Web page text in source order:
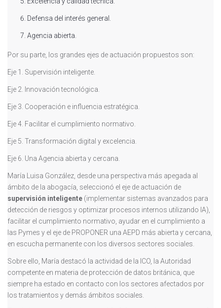
Defensa del interés general.
Agencia abierta.
Por su parte, los grandes ejes de actuación propuestos son:
Eje 1. Supervisión inteligente.
Eje 2. Innovación tecnológica.
Eje 3. Cooperación e influencia estratégica.
Eje 4. Facilitar el cumplimiento normativo.
Eje 5. Transformación digital y excelencia.
Eje 6. Una Agencia abierta y cercana.
María Luisa González, desde una perspectiva más apegada al
ámbito de la abogacía, seleccionó el eje de actuación de
supervisión inteligente (implementar sistemas avanzados para
detección de riesgos y optimizar procesos internos utilizando IA),
facilitar el cumplimiento normativo, ayudar en el cumplimiento a
las Pymes y el eje de PROPONER una AEPD más abierta y cercana,
en escucha permanente con los diversos sectores sociales.
Sobre ello, María destacó la actividad de la ICO, la Autoridad
competente en materia de protección de datos británica, que
siempre ha estado en contacto con los sectores afectados por
los tratamientos y demás ámbitos sociales.